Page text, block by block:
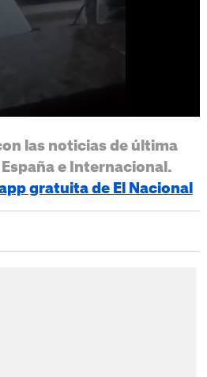
las noticias de última
e Internacional.
gratuita de El Nacional